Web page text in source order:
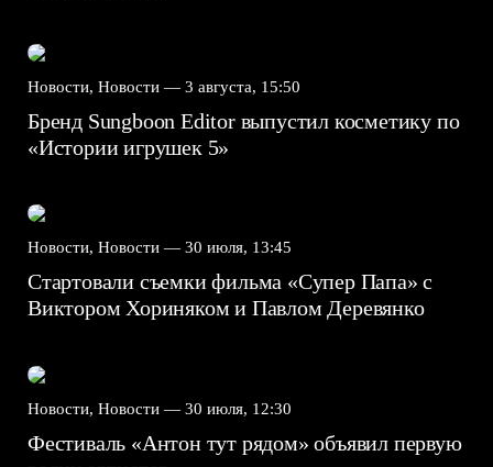
Новости, Новости — 3 августа, 15:50
Бренд Sungboon Editor выпустил косметику по
«Истории игрушек 5»
Новости, Новости — 30 июля, 13:45
Стартовали съемки фильма «Супер Папа» с
Виктором Хориняком и Павлом Деревянко
Новости, Новости — 30 июля, 12:30
Фестиваль «Антон тут рядом» объявил первую